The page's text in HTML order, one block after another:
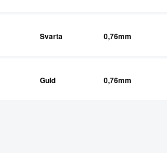
Svarta 0,76mm
Guld 0,76mm